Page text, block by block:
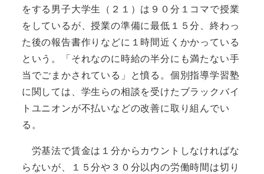
をする男子大学生（２１）は９０分１コマで授業
をしているが、授業の準備に最低１５分、終わっ
た後の報告書作りなどに１時間近くかかっている
という。「それなのに時給の半分にも満たない手
当でごまかされている」と憤る。個別指導学習塾
に関しては、学生らの相談を受けたブラックバイ
トユニオンが不払いなどの改善に取り組んでい
る。
労基法で賃金は１分からカウントしなければな
らないが、１５分や３０分以内の労働時間は切り